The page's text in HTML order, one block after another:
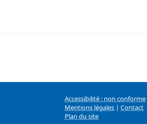
Accessibilité : non conforme
Mentions légales | Contact
Plan du site